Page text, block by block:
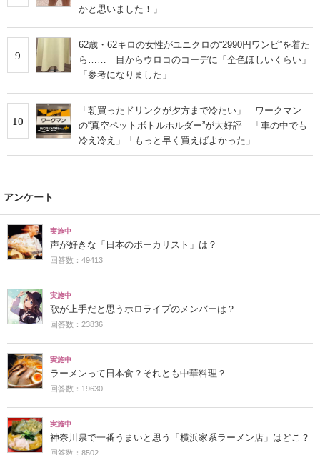
かと思いました！」
9
62歳・62キロの女性がユニクロの“2990円ワンピ”を着た
ら…… 目からウロコのコーデに「全色ほしいくらい」
「参考になりました」
10
「朝買ったドリンクが夕方まで冷たい」 ワークマン
の“真空ペットボトルホルダー”が大好評 「車の中でも
冷え冷え」「もっと早く買えばよかった」
アンケート
実施中
声が好きな「日本のボーカリスト」は？
回答数：49413
実施中
歌が上手だと思うホロライブのメンバーは？
回答数：23836
実施中
ラーメンって日本食？それとも中華料理？
回答数：19630
実施中
神奈川県で一番うまいと思う「横浜家系ラーメン店」はどこ？
回答数：8502